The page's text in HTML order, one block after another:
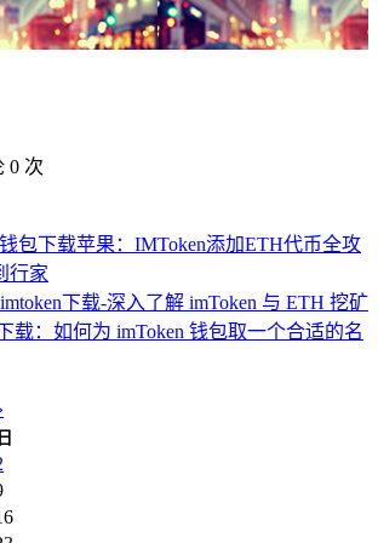
0 次
包下载苹果：IMToken添加ETH代币全攻
行家
下载-深入了解 imToken 与 ETH 挖矿
载：如何为 imToken 钱包取一个合适的名
日